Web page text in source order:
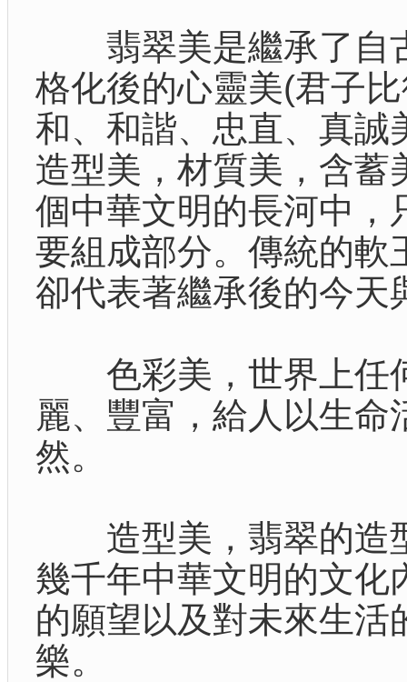
翡翠美是繼承了自古
格化後的心靈美(君子
和、和諧、忠直、真誠
造型美，材質美，含蓄
個中華文明的長河中，
要組成部分。傳統的軟
卻代表著繼承後的今天
色彩美，世界上任何
麗、豐富，給人以生
然。
造型美，翡翠的造型
幾千年中華文明的文化
的願望以及對未來生活
樂。